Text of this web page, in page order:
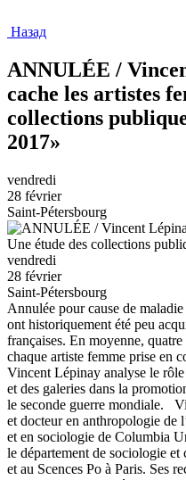
Назад
ANNULÉE /
cache les artistes
collections
2017»
vendredi
28 février
Saint-Pétersbourg
vendredi
28 février
Saint-Pétersbourg
Annulée pour cause de
ont historiquement été peu
françaises. En moyenne,
chaque artiste femme prise en
Vincent Lépinay analyse le
et des galeries dans la
le seconde guerre mondiale.
et docteur en anthropologie de
et en sociologie de Columbia
le département de sociologie et
et au Scences Po à Paris. Ses